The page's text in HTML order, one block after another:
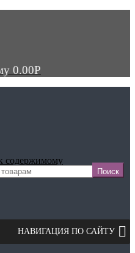
0.00Р
содержимому